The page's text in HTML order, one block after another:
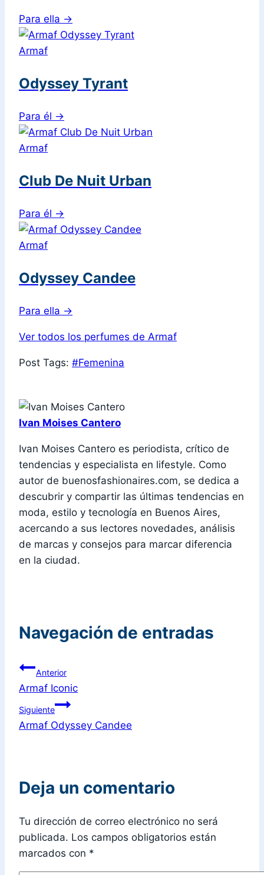
Para ella →
Armaf
Odyssey Tyrant
Para él →
Armaf
Club De Nuit Urban
Para él →
Armaf
Odyssey Candee
Para ella →
Ver todos los perfumes de Armaf
Post Tags: #Femenina
Ivan Moises Cantero
Ivan Moises Cantero es periodista, crítico de
tendencias y especialista en lifestyle. Como
autor de buenosfashionaires.com, se dedica a
descubrir y compartir las últimas tendencias en
moda, estilo y tecnología en Buenos Aires,
acercando a sus lectores novedades, análisis
de marcas y consejos para marcar diferencia
en la ciudad.
Navegación de entradas
Anterior
Armaf Iconic
Siguiente
Armaf Odyssey Candee
Deja un comentario
Tu dirección de correo electrónico no será
publicada. Los campos obligatorios están
marcados con *